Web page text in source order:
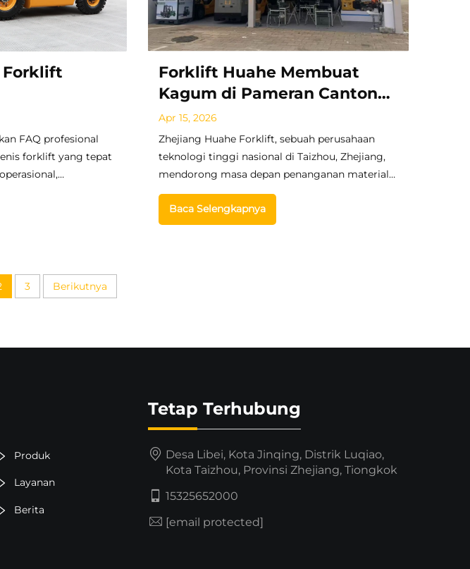
Forklift
FAQ profesional
forklift yang tepat
material
maupun luar
Forklift Huahe Membuat
Kagum di Pameran Canton
Fair ke-139: Dengan Lebih
dari 20 Forklift Energi Baru
dan Produk Baru Baterai
Litium Berkapasitas 1,5 Ton,
Mereka Memperluas Jejak ke
Pasar Global
Apr 15, 2026
Zhejiang Huahe Forklift, sebuah perusahaan
teknologi tinggi nasional di Taizhou, Zhejiang,
mendorong masa depan penanganan material
global dengan solusi kendaraan industri dan
forklift yang inovatif serta andal untuk pasar di
seluruh dunia.
Baca Selengkapnya
3 Berikutnya
Produk
Layanan
Berita
Tetap Terhubung
Desa Libei, Kota Jinqing, Distrik Luqiao,
Kota Taizhou, Provinsi Zhejiang, Tiongkok
15325652000
[email protected]